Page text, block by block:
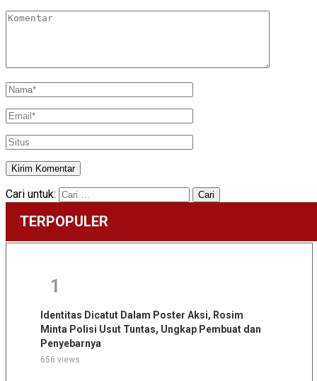
Cari untuk:
TERPOPULER
1
Identitas Dicatut Dalam Poster Aksi, Rosim
Minta Polisi Usut Tuntas, Ungkap Pembuat dan
Penyebarnya
656 views